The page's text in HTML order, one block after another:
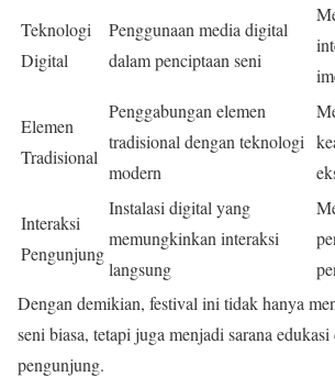
Teknologi
Digital
Penggunaan media digital
dalam penciptaan seni
Elemen
Tradisional
Penggabungan elemen
tradisional dengan teknologi
modern
Interaksi
Pengunjung
Instalasi digital yang
memungkinkan interaksi
langsung
Dengan demikian, festival ini tidak hanya
seni biasa, tetapi juga menjadi sarana
pengunjung.